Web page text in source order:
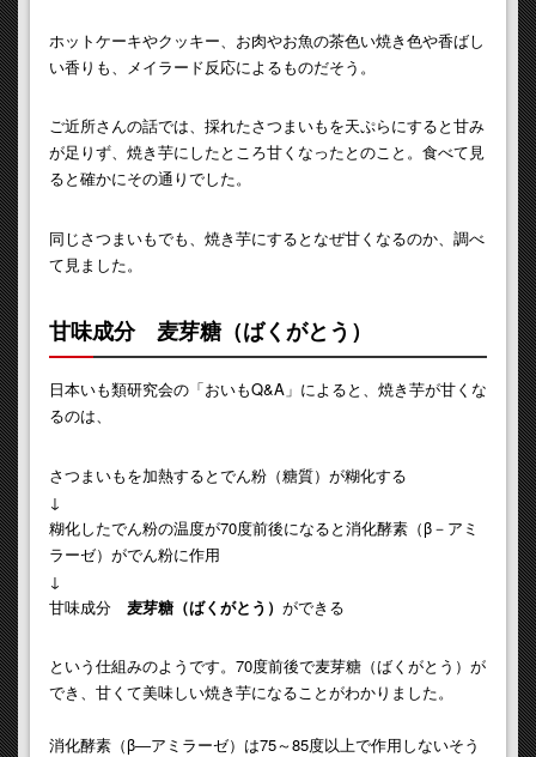
ホットケーキやクッキー、お肉やお魚の茶色い焼き色や香ばし
い香りも、メイラード反応によるものだそう。
ご近所さんの話では、採れたさつまいもを天ぷらにすると甘み
が足りず、焼き芋にしたところ甘くなったとのこと。食べて見
ると確かにその通りでした。
同じさつまいもでも、焼き芋にするとなぜ甘くなるのか、調べ
て見ました。
甘味成分 麦芽糖（ばくがとう）
日本いも類研究会の「おいもQ&A」によると、焼き芋が甘くな
るのは、
さつまいもを加熱するとでん粉（糖質）が糊化する
↓
糊化したでん粉の温度が70度前後になると消化酵素（β－アミ
ラーゼ）がでん粉に作用
↓
甘味成分 麦芽糖（ばくがとう） ができる
という仕組みのようです。70度前後で麦芽糖（ばくがとう）が
でき、甘くて美味しい焼き芋になることがわかりました。
消化酵素（β―アミラーゼ）は75～85度以上で作用しないそう